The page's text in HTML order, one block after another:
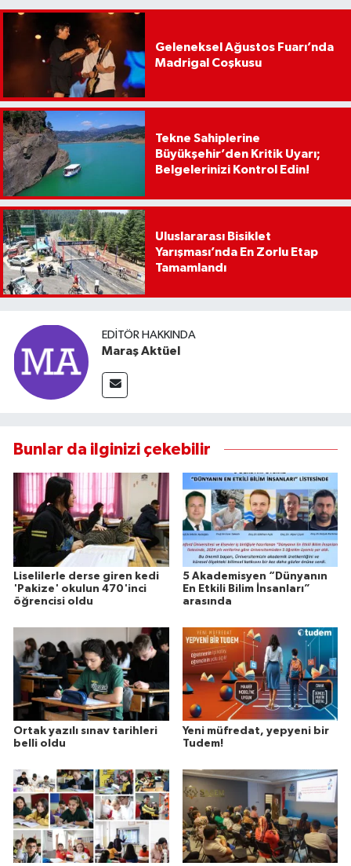
Geleneksel Ağustos Fuarı’nda
Madrigal Coşkusu
Tekne Sahiplerine
Büyükşehir’den Kritik Uyarı;
Belgelerinizi Kontrol Edin!
Uluslararası Bisiklet
Yarışması’nda En Zorlu Etap
Tamamlandı
EDITÖR HAKKINDA
Maraş Aktüel
Bunlar da ilginizi çekebilir
Liselilerle derse giren kedi
'Pakize' okulun 470'inci
öğrencisi oldu
5 Akademisyen “Dünyanın
En Etkili Bilim İnsanları”
arasında
Ortak yazılı sınav tarihleri
belli oldu
Yeni müfredat, yepyeni bir
Tudem!